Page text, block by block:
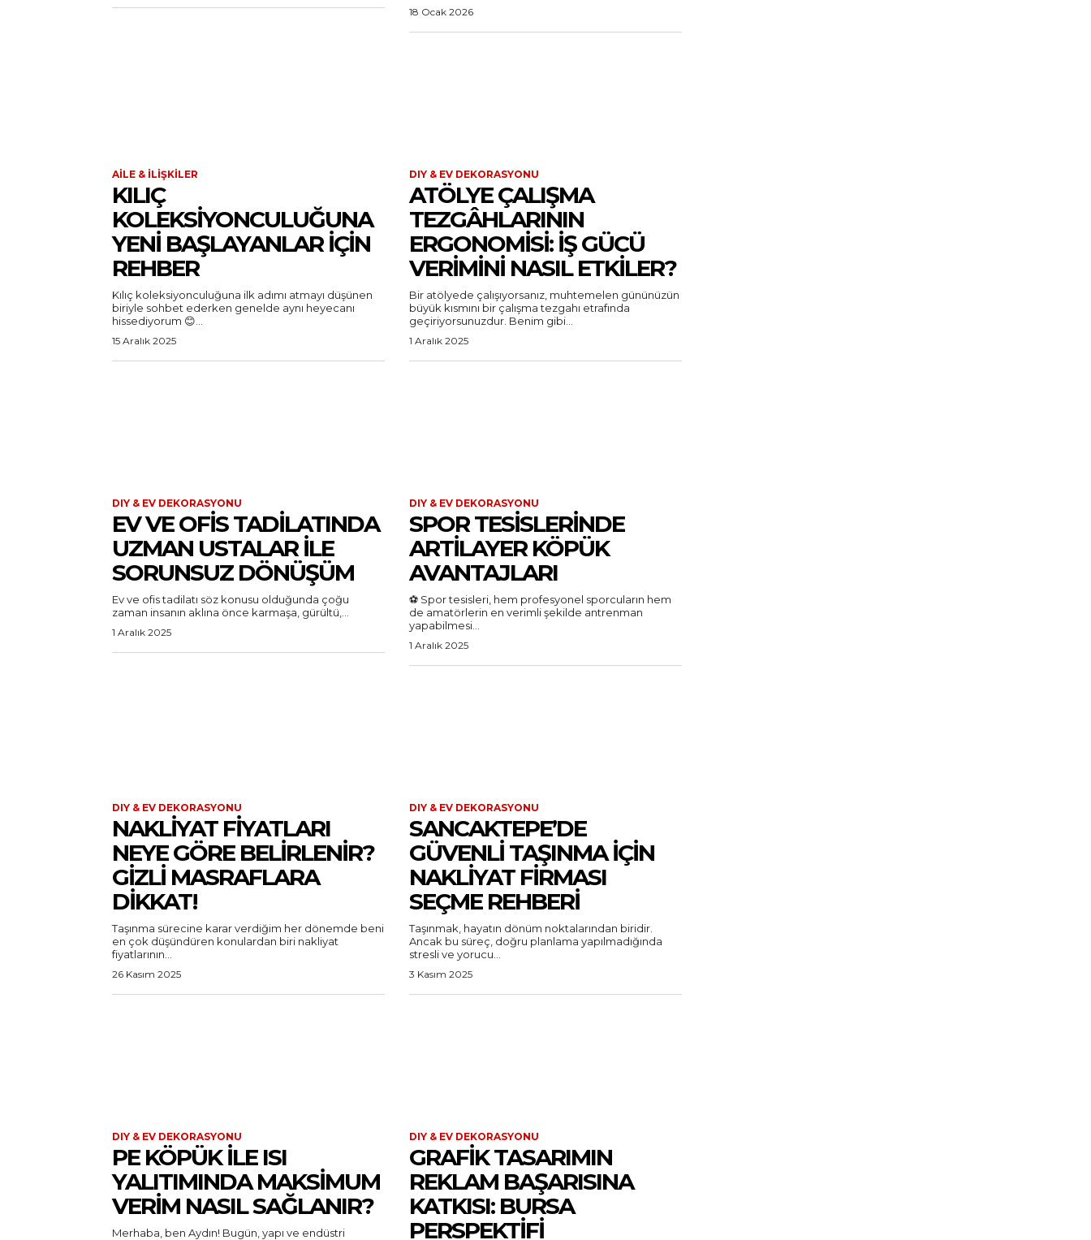
18 Ocak 2026
AILE & İLIŞKILER
KILIÇ
KOLEKSIYONCULUĞUNA
YENI BAŞLAYANLAR İÇIN
REHBER
Kılıç koleksiyonculuğuna ilk adımı atmayı düşünen
biriyle sohbet ederken genelde aynı heyecanı
hissediyorum 😊...
15 Aralık 2025
DIY & EV DEKORASYONU
ATÖLYE ÇALIŞMA
TEZGÂHLARININ
ERGONOMISI: İŞ GÜCÜ
VERIMINI NASIL ETKILER?
Bir atölyede çalışıyorsanız, muhtemelen gününüzün
büyük kısmını bir çalışma tezgahı etrafında
geçiriyorsunuzdur. Benim gibi...
1 Aralık 2025
DIY & EV DEKORASYONU
EV VE OFIS TADILATINDA
UZMAN USTALAR ILE
SORUNSUZ DÖNÜŞÜM
Ev ve ofis tadilatı söz konusu olduğunda çoğu
zaman insanın aklına önce karmaşa, gürültü,...
1 Aralık 2025
DIY & EV DEKORASYONU
SPOR TESISLERINDE
ARTILAYER KÖPÜK
AVANTAJLARI
⚽ Spor tesisleri, hem profesyonel sporcuların hem
de amatörlerin en verimli şekilde antrenman
yapabilmesi...
1 Aralık 2025
DIY & EV DEKORASYONU
NAKLIYAT FIYATLARI
NEYE GÖRE BELIRLENIR?
GIZLI MASRAFLARA
DIKKAT!
Taşınma sürecine karar verdiğim her dönemde beni
en çok düşündüren konulardan biri nakliyat
fiyatlarının...
26 Kasım 2025
DIY & EV DEKORASYONU
SANCAKTEPE’DE
GÜVENLI TAŞINMA İÇIN
NAKLIYAT FIRMASI
SEÇME REHBERI
Taşınmak, hayatın dönüm noktalarından biridir.
Ancak bu süreç, doğru planlama yapılmadığında
stresli ve yorucu...
3 Kasım 2025
DIY & EV DEKORASYONU
PE KÖPÜK ILE ISI
YALITIMINDA MAKSIMUM
VERIM NASIL SAĞLANIR?
Merhaba, ben Aydın! Bugün, yapı ve endüstri
DIY & EV DEKORASYONU
GRAFIK TASARIMIN
REKLAM BAŞARISINA
KATKISI: BURSA
PERSPEKTIFI